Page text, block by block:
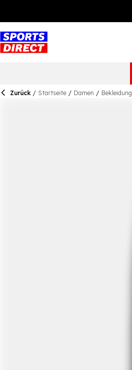
Zurück / Startseite / Damen / Bekleidung